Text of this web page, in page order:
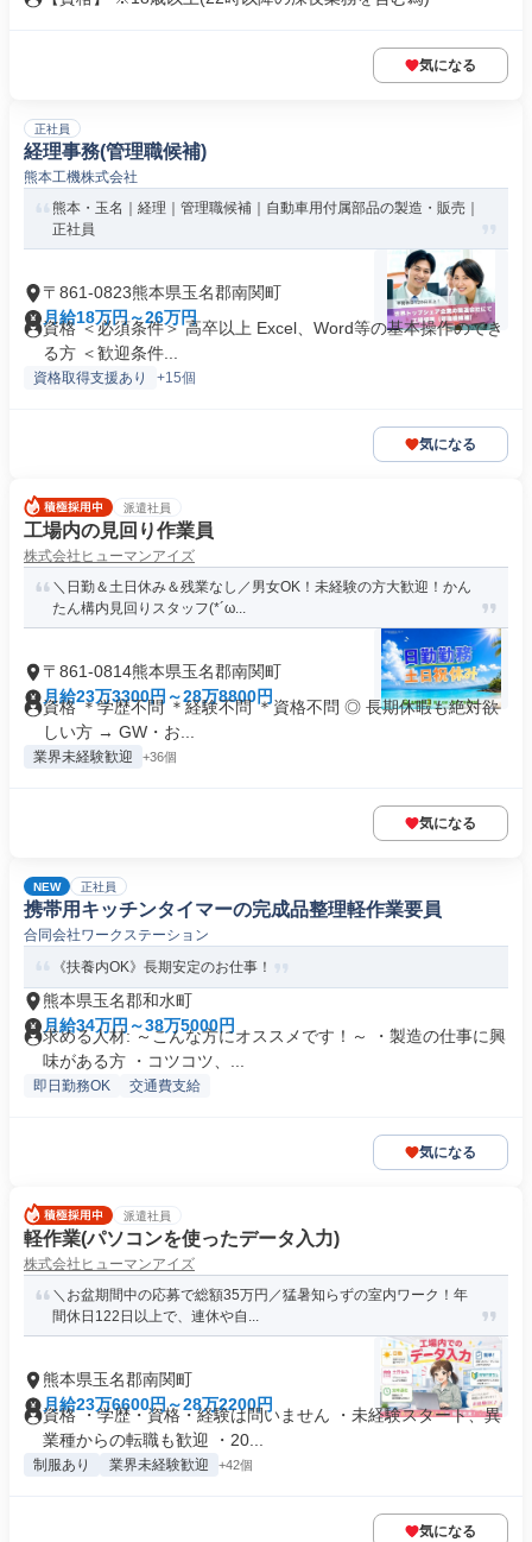
気になる
正社員
経理事務(管理職候補)
熊本工機株式会社
熊本・玉名｜経理｜管理職候補｜自動車用付属部品の製造・販売｜
正社員
〒861-0823熊本県玉名郡南関町
月給18万円～26万円
資格 ＜必須条件＞ 高卒以上 Excel、Word等の基本操作のでき
る方 ＜歓迎条件...
資格取得支援あり +15個
気になる
派遣社員
工場内の見回り作業員
株式会社ヒューマンアイズ
＼日勤＆土日休み＆残業なし／男女OK！未経験の方大歓迎！かん
たん構内見回りスタッフ(*´ω...
〒861-0814熊本県玉名郡南関町
月給23万3300円～28万8800円
資格 ＊学歴不問 ＊経験不問 ＊資格不問 ◎ 長期休暇も絶対欲
しい方 → GW・お...
業界未経験歓迎 +36個
気になる
NEW 正社員
携帯用キッチンタイマーの完成品整理軽作業要員
合同会社ワークステーション
《扶養内OK》長期安定のお仕事！
熊本県玉名郡和水町
月給34万円～38万5000円
求める人材: ～こんな方にオススメです！～ ・製造の仕事に興
味がある方 ・コツコツ、...
即日勤務OK 交通費支給
気になる
派遣社員
軽作業(パソコンを使ったデータ入力)
株式会社ヒューマンアイズ
＼お盆期間中の応募で総額35万円／猛暑知らずの室内ワーク！年
間休日122日以上で、連休や自...
熊本県玉名郡南関町
月給23万6600円～28万2200円
資格 ・学歴・資格・経験は問いません ・未経験スタート、異
業種からの転職も歓迎 ・20...
制服あり 業界未経験歓迎 +42個
気になる